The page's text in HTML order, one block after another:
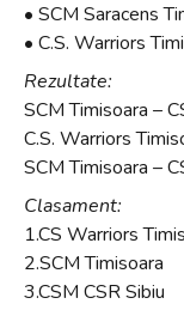
• SCM Saracens
• C.S. Warriors
Rezultate:
SCM Timisoara –
C.S. Warriors
SCM Timisoara –
Clasament:
1.CS Warriors
2.SCM
3.CSM CSR